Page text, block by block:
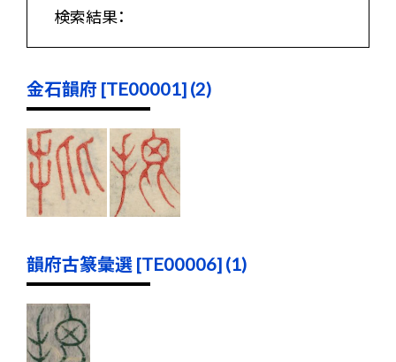
検索結果：
金石韻府 [TE00001] (2)
韻府古篆彙選 [TE00006] (1)